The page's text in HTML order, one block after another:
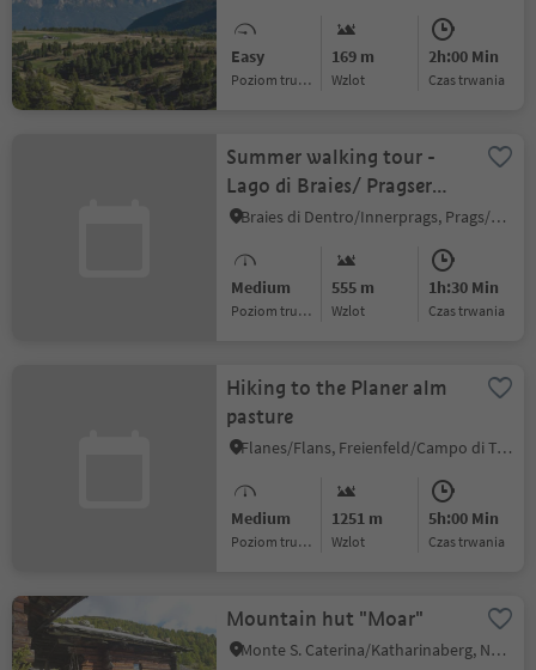
Easy
Poziom trudności
169 m
Wzlot
2h:00 Min
czas trwania
Summer walking tour -
Lago di Braies/ Pragser
Wildsee - Malga Kaseralm
Braies di Dentro/Innerprags, Prags/Braies, Dolomites Region 3 Zinnen
Medium
Poziom trudności
555 m
Wzlot
1h:30 Min
czas trwania
Hiking to the Planer alm
pasture
Flanes/Flans, Freienfeld/Campo di Trens, Sterzing/Vipiteno and environs
Medium
Poziom trudności
1251 m
Wzlot
5h:00 Min
czas trwania
Mountain hut "Moar"
Monte S. Caterina/Katharinaberg, Naturns/Naturno, Meran/Merano and environs